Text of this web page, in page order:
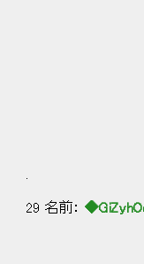
|. :;ii;::.ﾞ
|.iiﾞ:;''ﾞ
,〉
`lﾞﾞﾞﾞ, ;
.ﾉ;;ﾞﾞﾞ
..,ヽ ;ﾍ
『彼の
29 名前：